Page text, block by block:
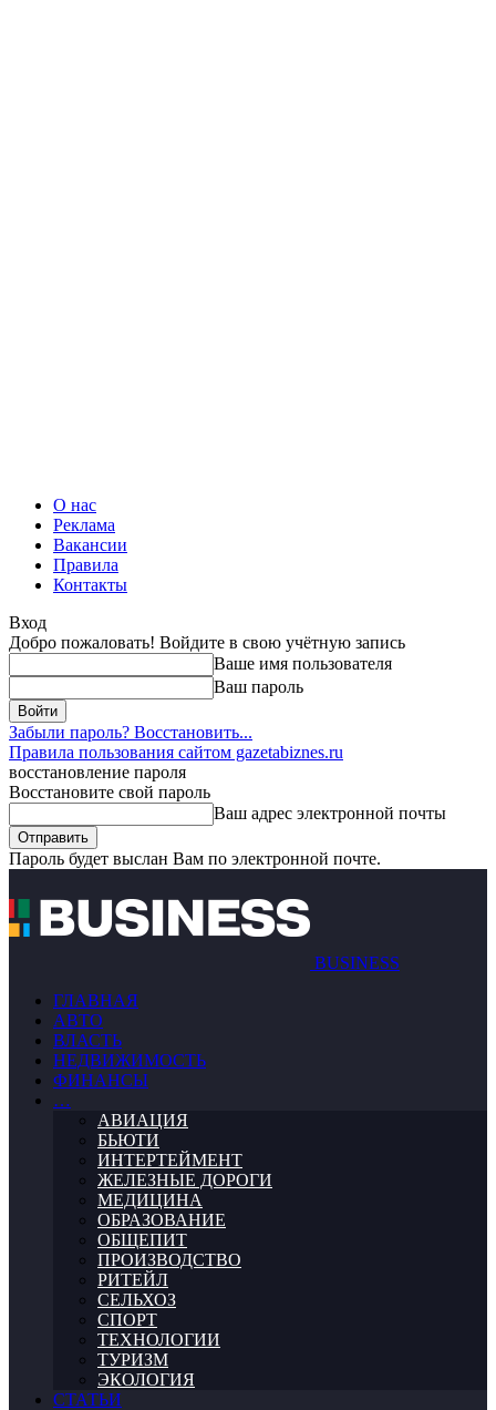
О нас
Реклама
Вакансии
Правила
Контакты
Вход
Добро пожаловать! Войдите в свою учётную запись
Ваше имя пользователя
Ваш пароль
Забыли пароль? Восстановить...
Правила пользования сайтом gazetabiznes.ru
восстановление пароля
Восстановите свой пароль
Ваш адрес электронной почты
Пароль будет выслан Вам по электронной почте.
BUSINESS
ГЛАВНАЯ
АВТО
ВЛАСТЬ
НЕДВИЖИМОСТЬ
ФИНАНСЫ
…
АВИАЦИЯ
БЬЮТИ
ИНТЕРТЕЙМЕНТ
ЖЕЛЕЗНЫЕ ДОРОГИ
МЕДИЦИНА
ОБРАЗОВАНИЕ
ОБЩЕПИТ
ПРОИЗВОДСТВО
РИТЕЙЛ
СЕЛЬХОЗ
СПОРТ
ТЕХНОЛОГИИ
ТУРИЗМ
ЭКОЛОГИЯ
СТАТЬИ